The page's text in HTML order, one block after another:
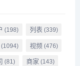
(198) 列表 (339)
(1094) 视频(476)
(81) 商家 (143)